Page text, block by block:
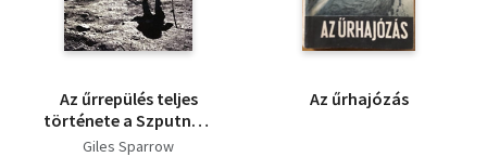
Az űrrepülés teljes
története a Szputnyik
1-től az űrrepülőgép
Giles Sparrow
Az űrhajózás